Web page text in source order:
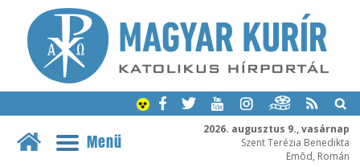
2026. augusztus 9., vasárnap
Szent Terézia Benedikta
Emõd, Román
Menü